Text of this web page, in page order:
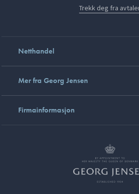
Trekk deg fra
Netthandel
Mer fra Georg Jensen
Firmainformasjon